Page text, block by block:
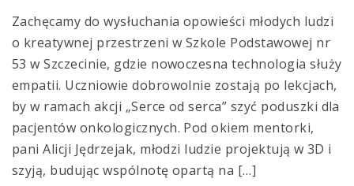
Zachęcamy do wysłuchania opowieści młodych ludzi
o kreatywnej przestrzeni w Szkole Podstawowej nr
53 w Szczecinie, gdzie nowoczesna technologia służy
empatii. Uczniowie dobrowolnie zostają po lekcjach,
by w ramach akcji „Serce od serca” szyć poduszki dla
pacjentów onkologicznych. Pod okiem mentorki,
pani Alicji Jędrzejak, młodzi ludzie projektują w 3D i
szyją, budując wspólnotę opartą na […]